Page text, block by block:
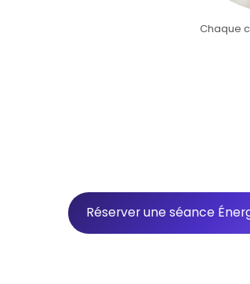
Chaque
Réserver une séance